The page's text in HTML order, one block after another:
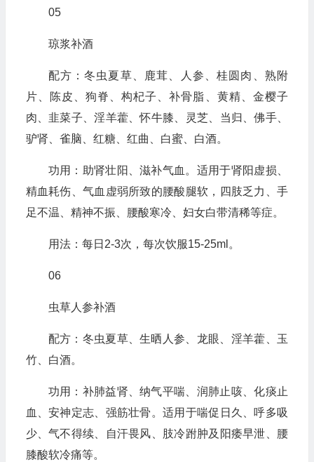
05
琼浆补酒
配方：冬虫夏草、鹿茸、人参、桂圆肉、熟附
片、陈皮、狗脊、构杞子、补骨脂、黄精、金樱子
肉、韭菜子、淫羊藿、怀牛膝、灵芝、当归、佛手、
驴肾、雀脑、红糖、红曲、白蜜、白酒。
功用：助肾壮阳、滋补气血。适用于肾阳虚损、
精血耗伤、气血虚弱所致的腰酸腿软，四肢乏力、手
足不温、精神不振、腰酸寒冷、妇女白带清稀等症。
用法：每日2-3次，每次饮服15-25ml。
06
虫草人参补酒
配方：冬虫夏草、生晒人参、龙眼、淫羊藿、玉
竹、白酒。
功用：补肺益肾、纳气平喘、润肺止咳、化痰止
血、安神定志、强筋壮骨。适用于喘促日久、呼多吸
少、气不得续、自汗畏风、肢冷跗肿及阳痿早泄、腰
膝酸软冷痛等。